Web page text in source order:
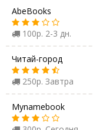
AbeBooks
100р. 2-3 дн.
Читай-город
250р. Завтра
Mynamebook